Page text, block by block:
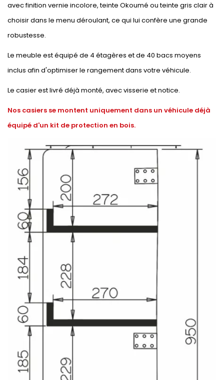
avec finition vernie incolore, teinte Okoumé ou teinte gris clair à
choisir dans le menu déroulant, ce qui lui confère une grande
robustesse.
Le meuble est équipé de 4 étagères et de 40 bacs moyens
inclus afin d'optimiser le rangement dans votre véhicule.
Le casier est livré déjà monté, avec visserie et notice.
Nos casiers se montent uniquement dans un véhicule déjà
équipé d'un kit de protection en bois.